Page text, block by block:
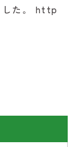
した。 http